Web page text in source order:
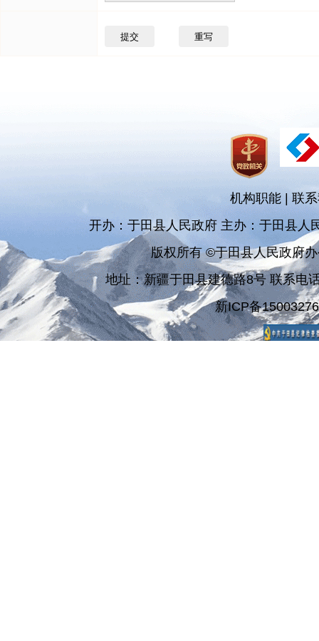
机构职能 |联
开办：于田县人民政府 主办：于田县人
版权所有 ©于田县人民政府
地址：新疆于田县建德路8号 联系电
新ICP备